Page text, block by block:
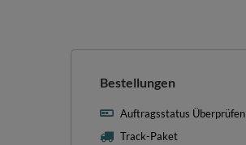
Bestellungen
Auftragsstatus Überprüfen
Track-Paket